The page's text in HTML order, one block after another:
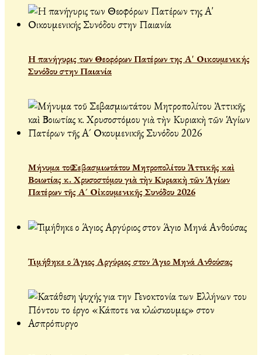
Η πανήγυρις των Θεοφόρων Πατέρων της Α' Οικουμενικής
Συνόδου στην Παιανία
Μήνυμα τοῦ Σεβασμιωτάτου Μητροπολίτου Ἀττικῆς καὶ
Βοιωτίας κ. Χρυσοστόμου γιὰ τὴν Κυριακὴ τῶν Ἁγίων
Πατέρων τῆς Α´ Οἰκουμενικῆς Συνόδου 2026
Τιμήθηκε ο Άγιος Αργύριος στον Άγιο Μηνά Ανθούσας